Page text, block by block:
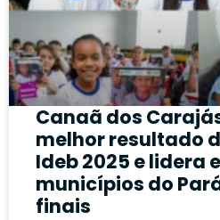
Canaã dos
melhor resultado
Ideb 2025 e lidera
municípios do
finais